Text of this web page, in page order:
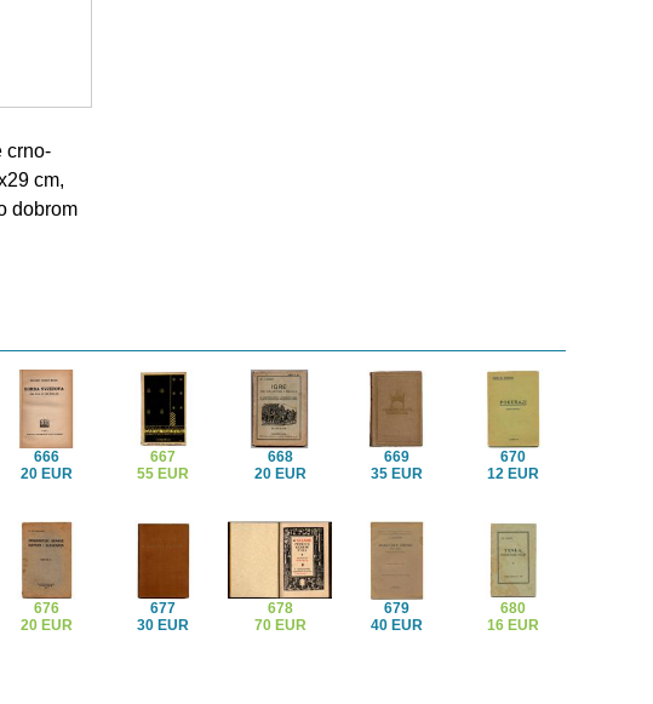
crno-
cm,
dobrom
666
20 EUR
667
55 EUR
668
20 EUR
669
35 EUR
670
12 EUR
676
20 EUR
677
30 EUR
678
70 EUR
679
40 EUR
680
16 EUR